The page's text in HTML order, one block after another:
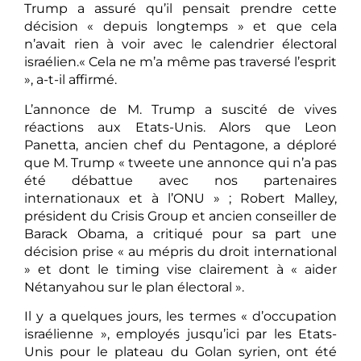
Trump a assuré qu’il pensait prendre cette
décision « depuis longtemps » et que cela
n’avait rien à voir avec le calendrier électoral
israélien.« Cela ne m’a même pas traversé l’esprit
», a-t-il affirmé.
L’annonce de M. Trump a suscité de vives
réactions aux Etats-Unis. Alors que Leon
Panetta, ancien chef du Pentagone, a déploré
que M. Trump « tweete une annonce qui n’a pas
été débattue avec nos partenaires
internationaux et à l’ONU » ; Robert Malley,
président du Crisis Group et ancien conseiller de
Barack Obama, a critiqué pour sa part une
décision prise « au mépris du droit international
» et dont le timing vise clairement à « aider
Nétanyahou sur le plan électoral ».
Il y a quelques jours, les termes « d’occupation
israélienne », employés jusqu’ici par les Etats-
Unis pour le plateau du Golan syrien, ont été